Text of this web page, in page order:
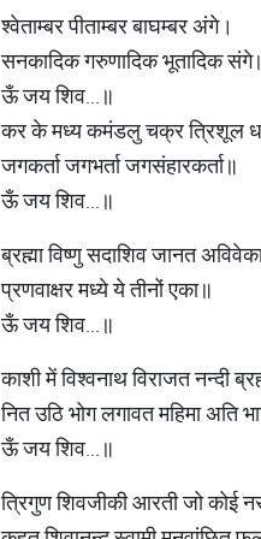
श्वेताम्बर पीताम्बर बाघम्बर अंगे।
सनकादिक गरुणादिक भूतादिक
ऊँ जय शिव...॥
कर के मध्य कमंडलु चक्र त्रिशूल
जगकर्ता जगभर्ता जगसंहारकर्ता॥
ऊँ जय शिव...॥
ब्रह्मा विष्णु सदाशिव जानत
प्रणवाक्षर मध्ये ये तीनों एका॥
ऊँ जय शिव...॥
काशी में विश्वनाथ विराजत नन्दी
नित उठि भोग लगावत महिमा अति
ऊँ जय शिव...॥
त्रिगुण शिवजीकी आरती जो कोई